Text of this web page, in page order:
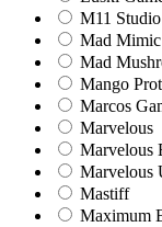
M11 Studio
Mad Mimic
Mad
Mango
Marcos
Marvelous
Marvelous
Marvelous
Mastiff
Maximum